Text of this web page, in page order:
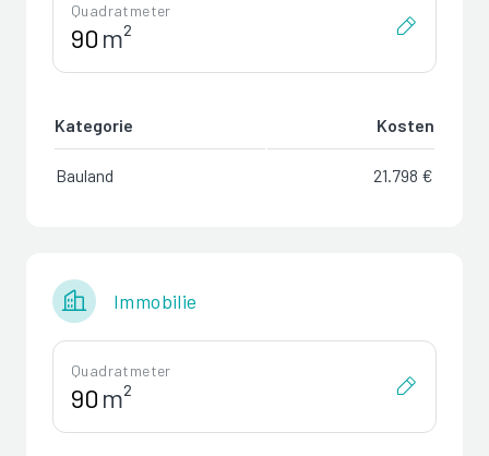
Quadratmeter
m²
Kategorie Kosten
Bauland 21.798 €
Immobilie
Quadratmeter
m²